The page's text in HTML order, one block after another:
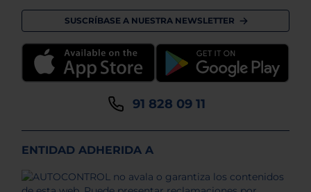
SUSCRÍBASE A NUESTRA NEWSLETTER
91 828 09 11
ENTIDAD ADHERIDA A